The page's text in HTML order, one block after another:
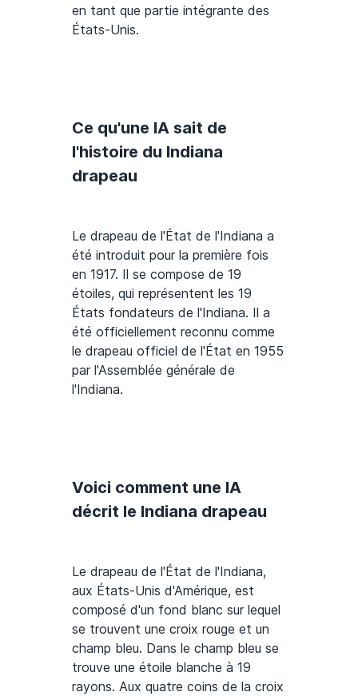
en tant que partie intégrante des
États-Unis.
Ce qu'une IA sait de
l'histoire du Indiana
drapeau
Le drapeau de l'État de l'Indiana a
été introduit pour la première fois
en 1917. Il se compose de 19
étoiles, qui représentent les 19
États fondateurs de l'Indiana. Il a
été officiellement reconnu comme
le drapeau officiel de l'État en 1955
par l'Assemblée générale de
l'Indiana.
Voici comment une IA
décrit le Indiana drapeau
Le drapeau de l'État de l'Indiana,
aux États-Unis d'Amérique, est
composé d'un fond blanc sur lequel
se trouvent une croix rouge et un
champ bleu. Dans le champ bleu se
trouve une étoile blanche à 19
rayons. Aux quatre coins de la croix